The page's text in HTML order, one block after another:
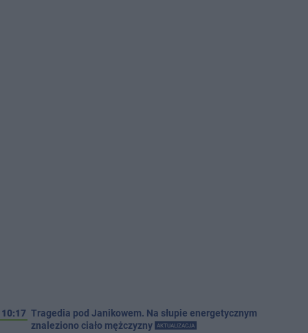
10:17 Tragedia pod Janikowem. Na słupie energetycznym
znaleziono ciało mężczyzny
AKTUALIZACJA